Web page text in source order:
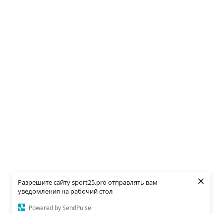
Разрешите сайту sport25.pro отправлять вам
уведомления на рабочий стол
Powered by SendPulse
×